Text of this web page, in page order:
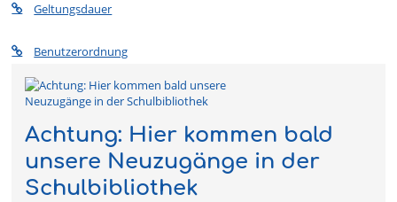
Geltungsdauer
Benutzerordnung
Achtung: Hier kommen bald
unsere Neuzugänge in der
Schulbibliothek